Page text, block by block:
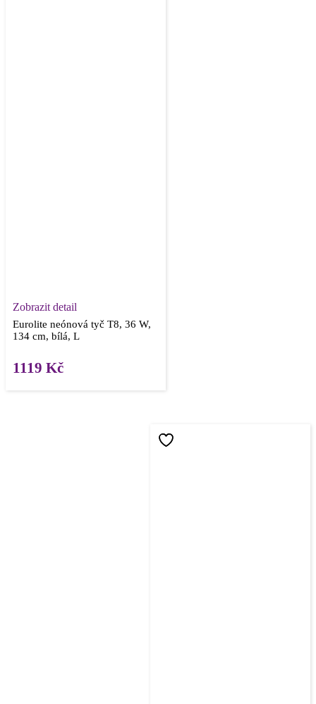
Zobrazit detail
Eurolite neónová tyč T8, 36 W,
134 cm, bílá, L
1119 Kč